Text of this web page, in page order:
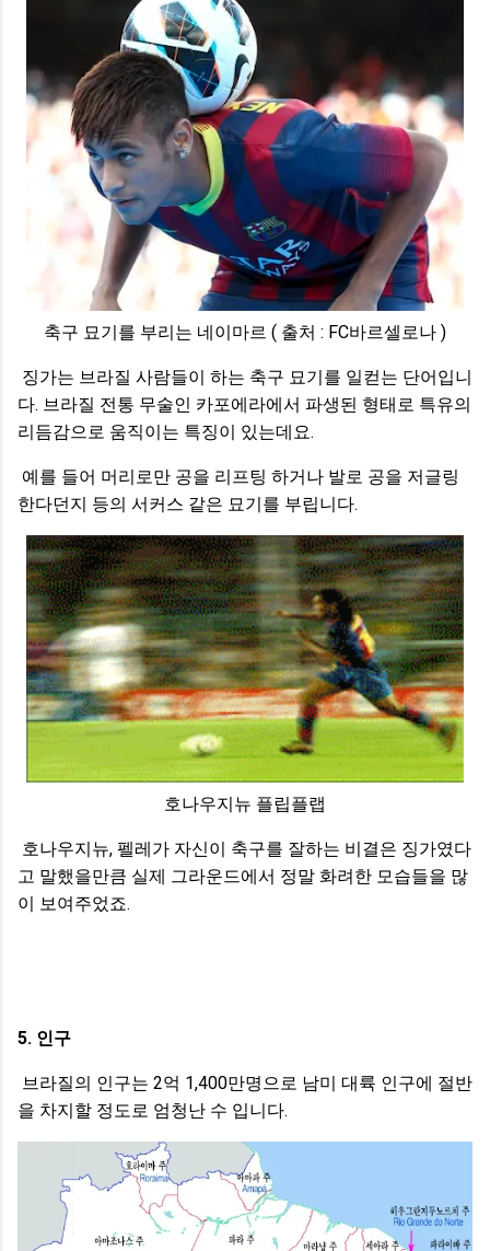
축구 묘기를 부리는 네이마르 ( 출처 : FC바르셀로나 )
징가는 브라질 사람들이 하는 축구 묘기를 일컫는 단어입니
다. 브라질 전통 무술인 카포에라에서 파생된 형태로 특유의
리듬감으로 움직이는 특징이 있는데요.
예를 들어 머리로만 공을 리프팅 하거나 발로 공을 저글링
한다던지 등의 서커스 같은 묘기를 부립니다.
호나우지뉴 플립플랩
호나우지뉴, 펠레가 자신이 축구를 잘하는 비결은 징가였다
고 말했을만큼 실제 그라운드에서 정말 화려한 모습들을 많
이 보여주었죠.
5. 인구
브라질의 인구는 2억 1,400만명으로 남미 대륙 인구에 절반
을 차지할 정도로 엄청난 수 입니다.